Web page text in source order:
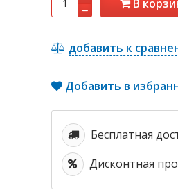
В
добавить к
Добавить в
Бесплатная
Дисконтная